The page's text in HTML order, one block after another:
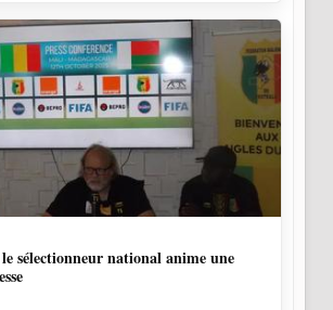
sélectionneur national anime une